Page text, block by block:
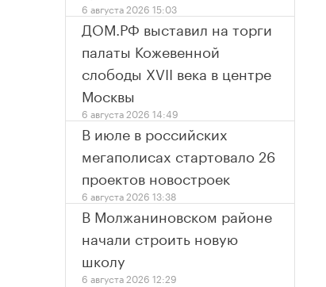
6 августа 2026 15:03
ДОМ.РФ выставил на торги
палаты Кожевенной
слободы XVII века в центре
Москвы
6 августа 2026 14:49
В июле в российских
мегаполисах стартовало 26
проектов новостроек
6 августа 2026 13:38
В Молжаниновском районе
начали строить новую
школу
6 августа 2026 12:29